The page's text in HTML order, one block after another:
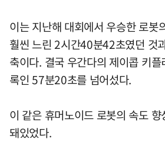
이는 지난해 대회에서 우승한 로봇
훨씬 느린 2시간40분42초였던 것
축이다. 결국 우간다의 제이콥 키
록인 57분20초를 넘어섰다.
이 같은 휴머노이드 로봇의 속도
돼있었다.